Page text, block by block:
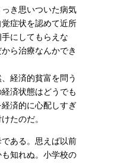
き思いついた病気
症状を認めて近所
にしてもらえな
ら治療なんかでき
経済的貧富を問う
済状態はどうでも
済的に心配しすぎ
たのだ。
ある。思えば以前
知れぬ。小学校の